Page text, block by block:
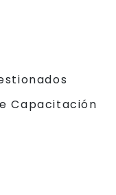
Capacitación